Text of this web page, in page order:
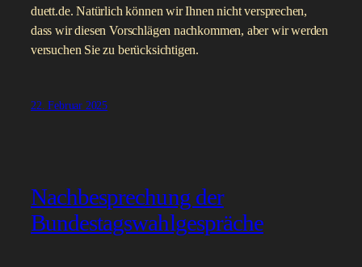
duett.de. Natürlich können wir Ihnen nicht versprechen,
dass wir diesen Vorschlägen nachkommen, aber wir werden
versuchen Sie zu berücksichtigen.
22. Februar 2025
Nachbesprechung der
Bundestagswahlgespräche